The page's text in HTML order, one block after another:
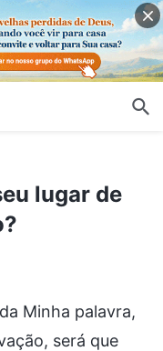
lugar de
Minha palavra,
será que